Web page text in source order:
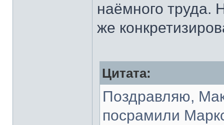
наёмного труда.
же
Цитата:
Поздравляю,
посрамили